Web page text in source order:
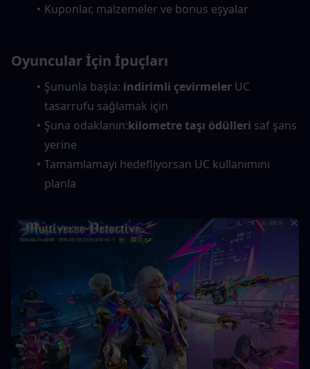
Kuponlar, malzemeler ve bonus eşyalar
Oyuncular İçin İpuçları
Şununla başla: indirimli çevirmeler UC
tasarrufu sağlamak için
Şuna odaklanın:kilometre taşı ödülleri saf şans
yerine
Tamamlamayı hedefliyorsan UC kullanımını
planla